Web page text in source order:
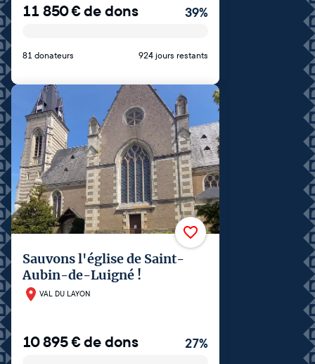
11 850€de dons 39%
81 donateurs 924 jours restants
Sauvons l'église de Saint-
Aubin-de-Luigné !
VAL DU LAYON
10 895€de dons 27%